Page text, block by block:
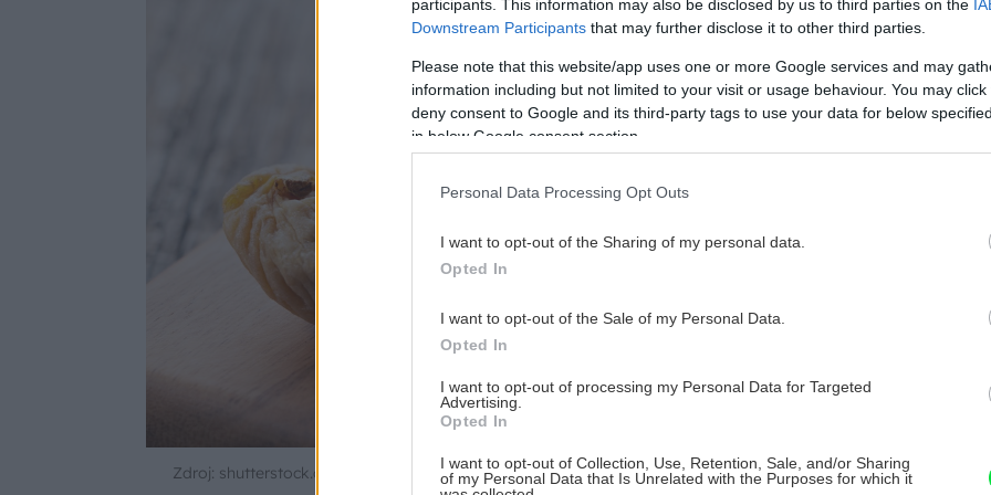
participants. This information may also be disclosed by us to third parties on the
Downstream Participants that may further disclose it to other third parties.
Please note that this website/app uses one or more Google services and may
information including but not limited to your visit or usage behaviour. You may
deny consent to Google and its third-party tags to use your data for below
in below Google consent section.
Personal Data Processing Opt Outs
I want to opt-out of the Sharing of my personal data.
Opted In
I want to opt-out of the Sale of my Personal Data.
Opted In
I want to opt-out of processing my Personal Data for Targeted
Advertising.
Opted In
I want to opt-out of Collection, Use, Retention, Sale, and/or Sharing
of my Personal Data that Is Unrelated with the Purposes for which it
Zdroj: shutterstock.com